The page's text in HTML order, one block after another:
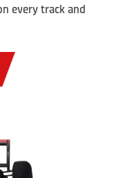
every track and